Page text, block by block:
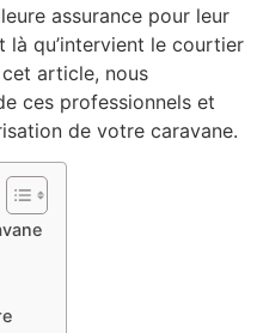
assurance pour leur
là qu’intervient le courtier
article, nous
ces professionnels et
de votre caravane.